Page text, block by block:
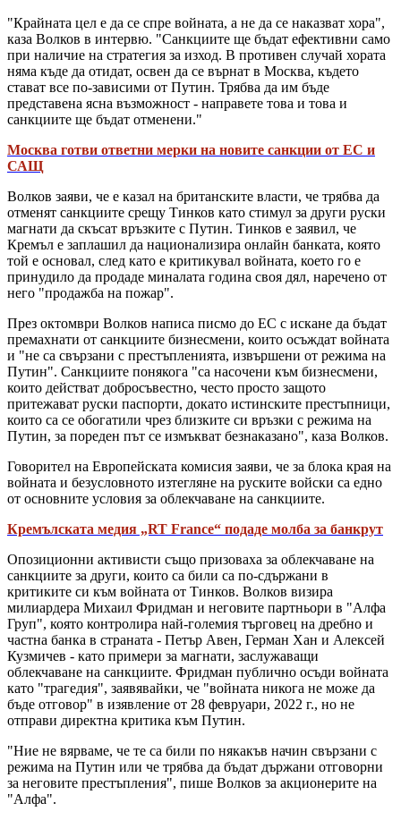
"Крайната цел е да се спре войната, а не да се наказват хора",
каза Волков в интервю. "Санкциите ще бъдат ефективни само
при наличие на стратегия за изход. В противен случай хората
няма къде да отидат, освен да се върнат в Москва, където
стават все по-зависими от Путин. Трябва да им бъде
представена ясна възможност - направете това и това и
санкциите ще бъдат отменени."
Москва готви ответни мерки на новите санкции от ЕС и
САЩ
Волков заяви, че е казал на британските власти, че трябва да
отменят санкциите срещу Тинков като стимул за други руски
магнати да скъсат връзките с Путин. Тинков е заявил, че
Кремъл е заплашил да национализира онлайн банката, която
той е основал, след като е критикувал войната, което го е
принудило да продаде миналата година своя дял, наречено от
него "продажба на пожар".
През октомври Волков написа писмо до ЕС с искане да бъдат
премахнати от санкциите бизнесмени, които осъждат войната
и "не са свързани с престъпленията, извършени от режима на
Путин". Санкциите понякога "са насочени към бизнесмени,
които действат добросъвестно, често просто защото
притежават руски паспорти, докато истинските престъпници,
които са се обогатили чрез близките си връзки с режима на
Путин, за пореден път се измъкват безнаказано", каза Волков.
Говорител на Европейската комисия заяви, че за блока края на
войната и безусловното изтегляне на руските войски са едно
от основните условия за облекчаване на санкциите.
Кремълската медия „RT France“ подаде молба за банкрут
Опозиционни активисти също призоваха за облекчаване на
санкциите за други, които са били са по-сдържани в
критиките си към войната от Тинков. Волков визира
милиардера Михаил Фридман и неговите партньори в "Алфа
Груп", която контролира най-големия търговец на дребно и
частна банка в страната - Петър Авен, Герман Хан и Алексей
Кузмичев - като примери за магнати, заслужаващи
облекчаване на санкциите. Фридман публично осъди войната
като "трагедия", заявявайки, че "войната никога не може да
бъде отговор" в изявление от 28 февруари, 2022 г., но не
отправи директна критика към Путин.
"Ние не вярваме, че те са били по някакъв начин свързани с
режима на Путин или че трябва да бъдат държани отговорни
за неговите престъпления", пише Волков за акционерите на
"Алфа".